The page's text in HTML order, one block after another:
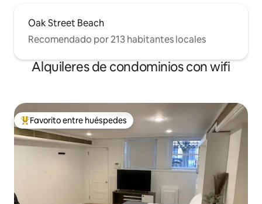
Oak Street Beach
Recomendado por 213 habitantes locales
Alquileres de condominios con wifi
De los mejores en Favorito entre huéspedes
Favorito entre huéspedes